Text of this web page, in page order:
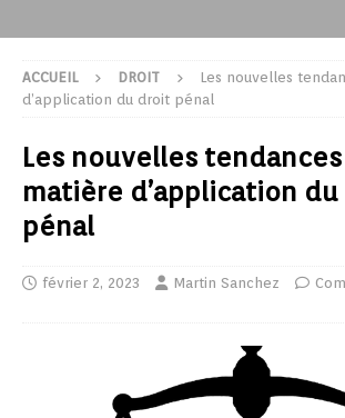
ACCUEIL DROIT
Les nouvelles
d’application du droit pénal
Les nouvelles
matière d’application
pénal
février 2, 2023 Martin Sanchez